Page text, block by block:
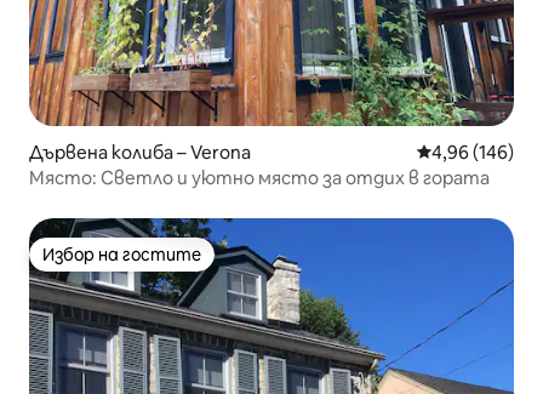
Дървена колиба – Verona Средна
4,96 (146)
Място: Светло и уютно място за отдих в гората
Избор на гостите
Избор на гостите